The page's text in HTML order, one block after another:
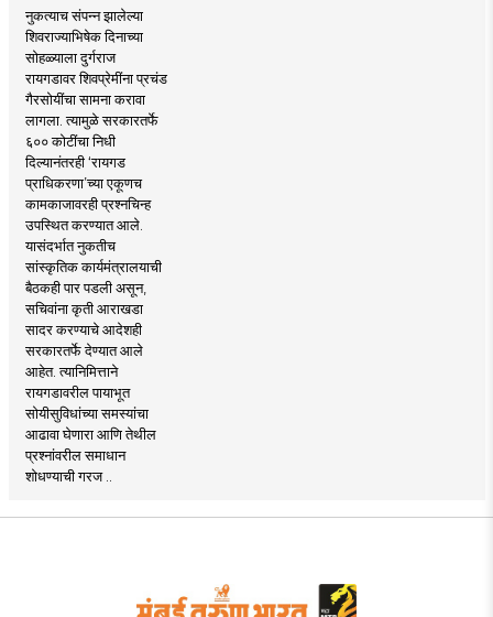
नुकत्याच संपन्न झालेल्या
शिवराज्याभिषेक दिनाच्या
सोहळ्याला दुर्गराज
रायगडावर शिवप्रेमींना प्रचंड
गैरसोयींचा सामना करावा
लागला. त्यामुळे सरकारतर्फे
६०० कोटींचा निधी
दिल्यानंतरही ‘रायगड
प्राधिकरणा’च्या एकूणच
कामकाजावरही प्रश्नचिन्ह
उपस्थित करण्यात आले.
यासंदर्भात नुकतीच
सांस्कृतिक कार्यमंत्रालयाची
बैठकही पार पडली असून,
सचिवांना कृती आराखडा
सादर करण्याचे आदेशही
सरकारतर्फे देण्यात आले
आहेत. त्यानिमित्ताने
रायगडावरील पायाभूत
सोयीसुविधांच्या समस्यांचा
आढावा घेणारा आणि तेथील
प्रश्नांवरील समाधान
शोधण्याची गरज ..